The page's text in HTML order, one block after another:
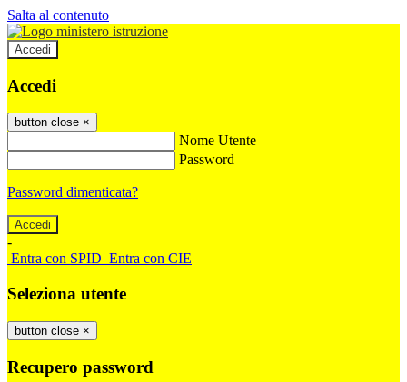
Salta al contenuto
Accedi
Accedi
button close ×
Nome Utente
Password
Password dimenticata?
-
Entra con SPID Entra con CIE
Seleziona utente
button close ×
Recupero password